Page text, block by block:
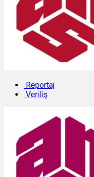
Reportaj
Veriliş